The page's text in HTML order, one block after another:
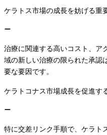
ケラトス市場の成長を妨げる重
治療に関連する高いコスト、ア
域の新しい治療の限られた承認
要な要因です。
ケラトコナス市場成長を促進す
特に交差リンク手順で、ケラト